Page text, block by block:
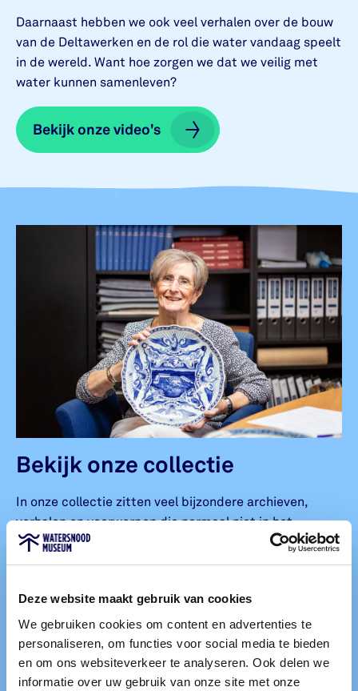
Deze website maakt gebruik van cookies
We gebruiken cookies om content en advertenties te
personaliseren, om functies voor social media te bieden
en om ons websiteverkeer te analyseren. Ook delen we
informatie over uw gebruik van onze site met onze
Daarnaast hebben we ook veel verhalen over de bouw
van de Deltawerken en de rol die water vandaag speelt
in de wereld. Want hoe zorgen we dat we veilig met
water kunnen samenleven?
Bekijk onze video's
Bekijk onze video's
Bekijk onze collectie
In onze collectie zitten veel bijzondere archieven,
verhalen en voorwerpen die normaal niet in het
museum te zien zijn. Denk aan foto's, interviews of de
vele voorwerpen die je in onze beeldbank ziet.
Het is mogelijk om deze archieven en voorwerpen in
het echt te bekijken. Je maakt dan een afspraak om in
het museum op bezoek te komen. Onze
collectiemedewerkers laten je dan de voorwerpen uit
de collectie zien waar je interesse in hebt.